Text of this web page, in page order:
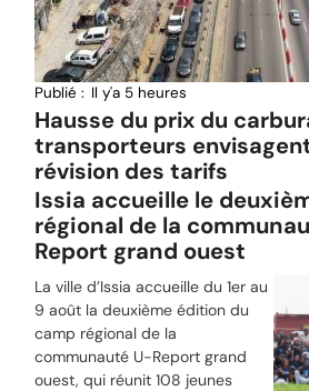
Publié : Il y'a 5 heures
Hausse du prix du
transporteurs
révision des tarifs
Issia accueille le
régional de la
Report grand ouest
La ville d’Issia accueille du 1er au
9 août la deuxième édition du
camp régional de la
communauté U-Report grand
ouest, qui réunit 108 jeunes